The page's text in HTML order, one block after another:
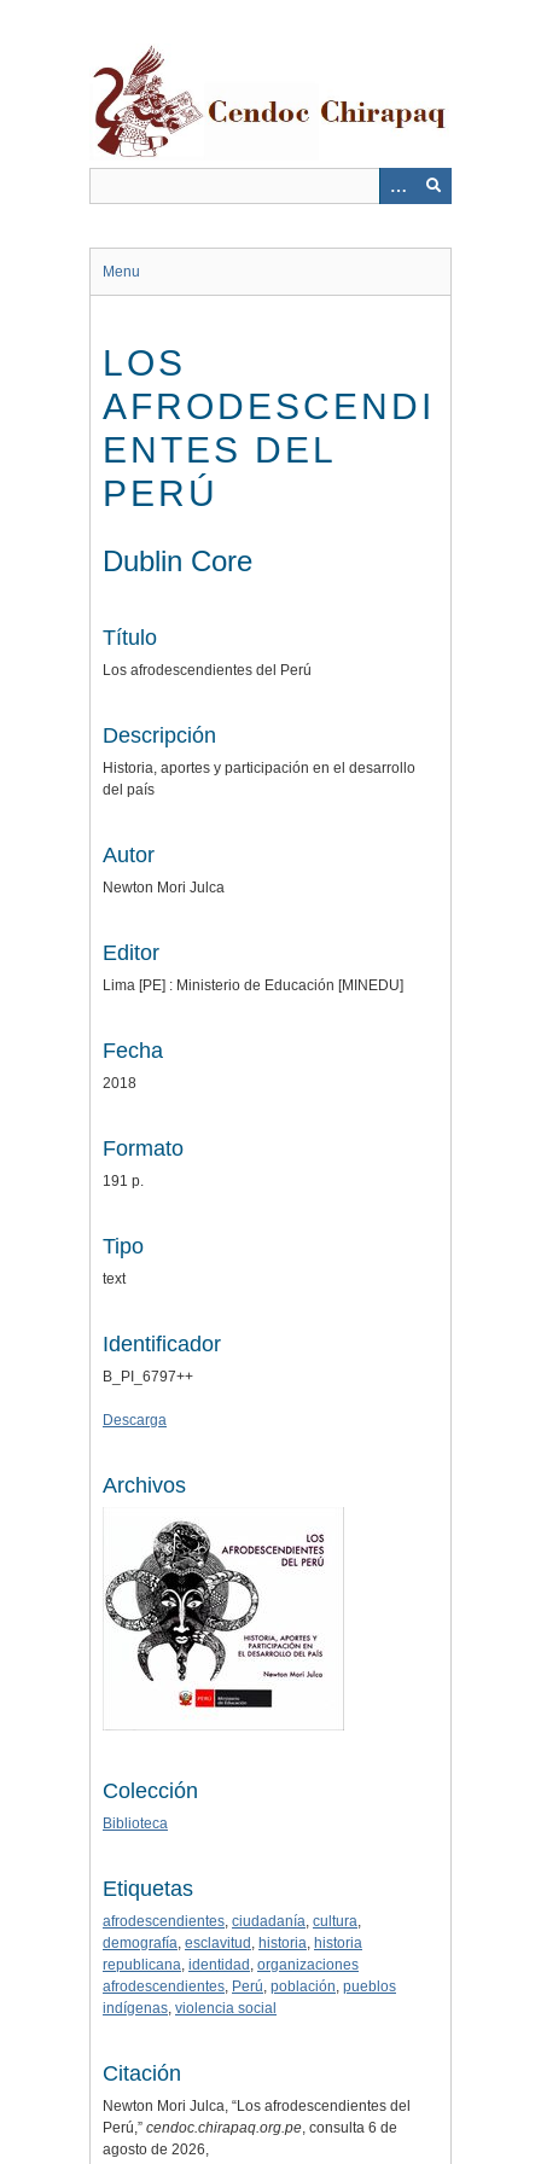
Menu
LOS
AFRODESCENDI
ENTES DEL
PERÚ
Dublin Core
Título
Los afrodescendientes del Perú
Descripción
Historia, aportes y participación en el desarrollo
del país
Autor
Newton Mori Julca
Editor
Lima [PE] : Ministerio de Educación [MINEDU]
Fecha
2018
Formato
191 p.
Tipo
text
Identificador
B_PI_6797++
Descarga
Archivos
Colección
Biblioteca
Etiquetas
afrodescendientes, ciudadanía, cultura,
demografía, esclavitud , historia, historia
republicana, identidad , organizaciones
afrodescendientes, Perú, población, pueblos
indígenas, violencia social
Citación
Newton Mori Julca, “Los afrodescendientes del
Perú,” cendoc.chirapaq.org.pe, consulta 6 de
agosto de 2026,